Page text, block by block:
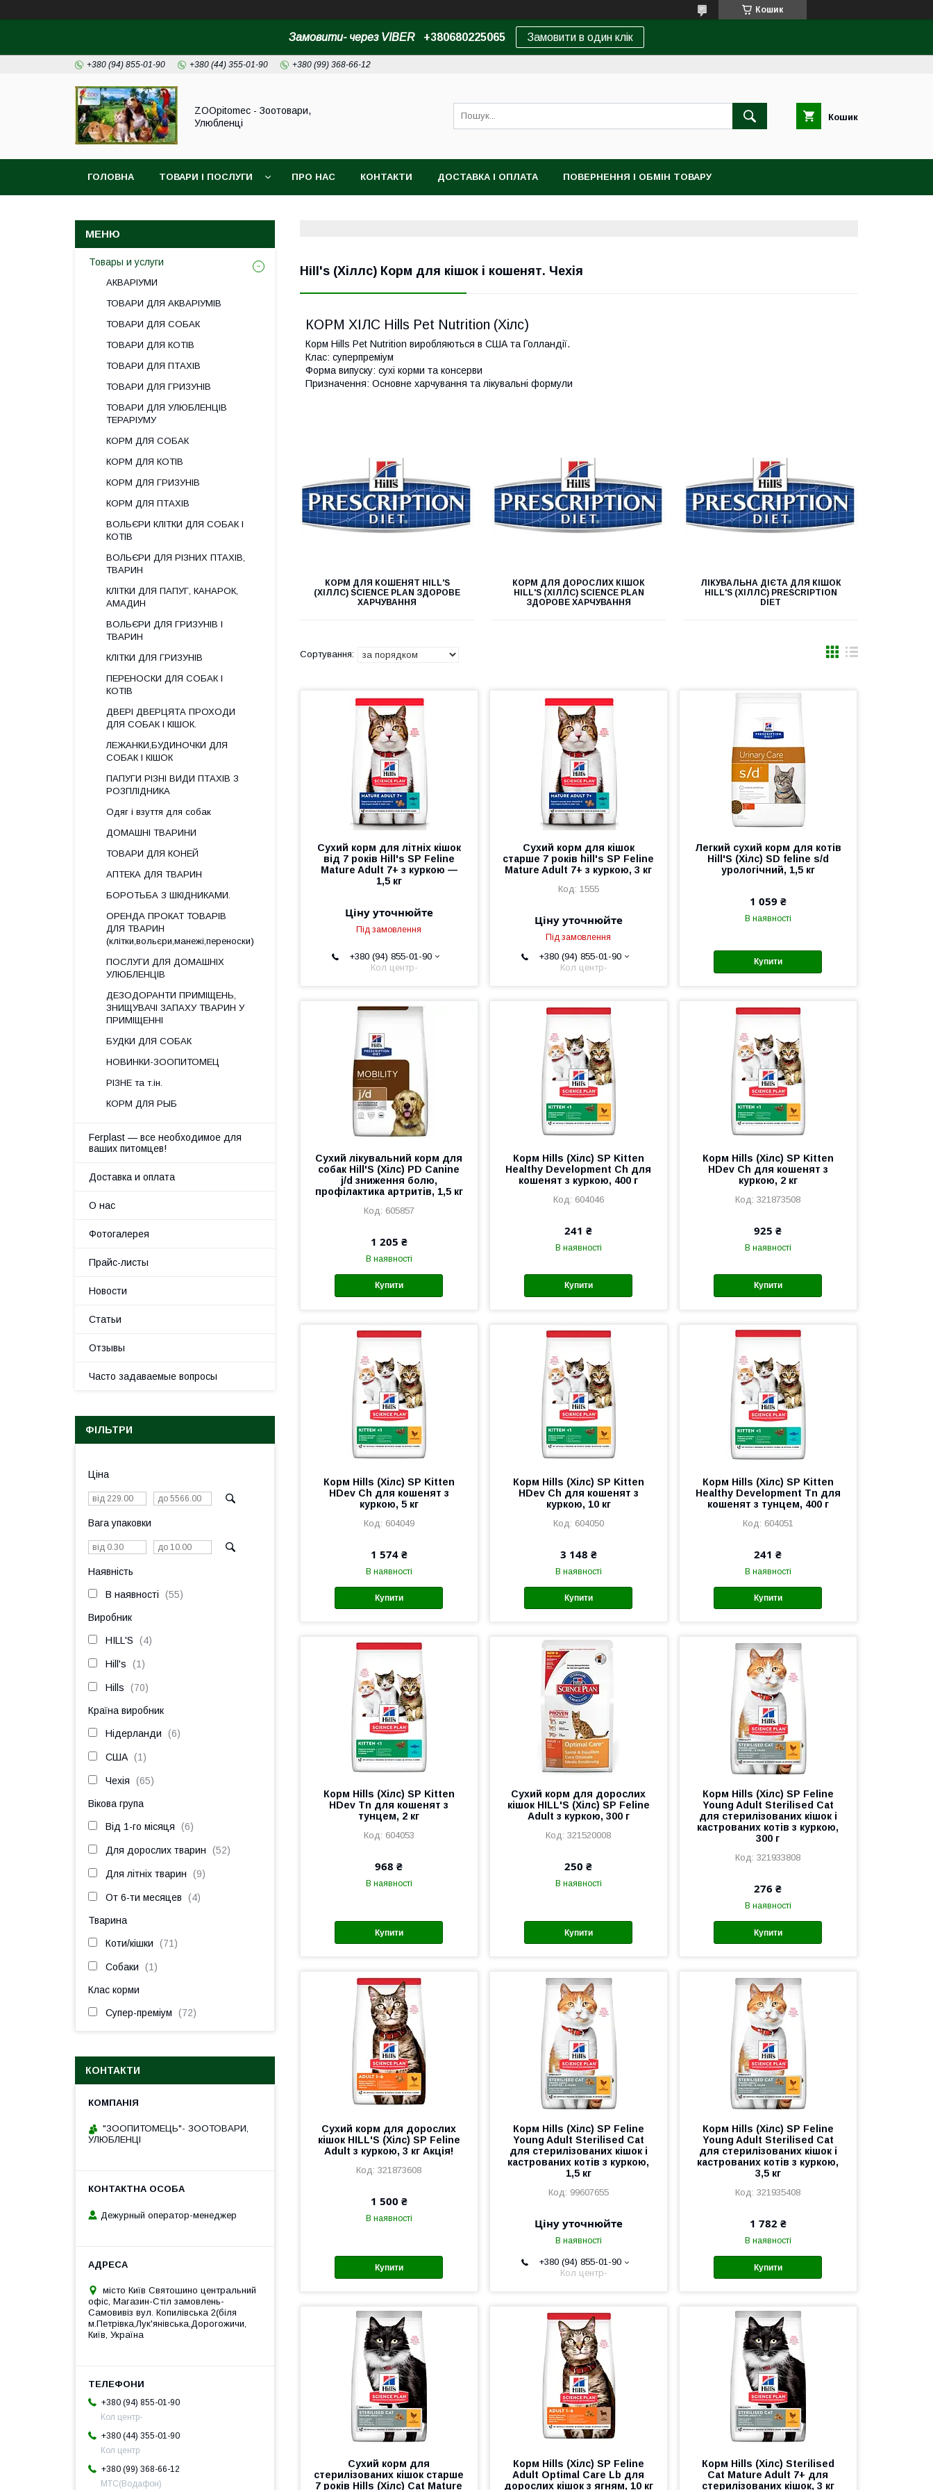
Кошик
Замовити- через VIBER +380680225065 Замовити в один клік
+380 (94) 855-01-90 +380 (44) 355-01-90 +380 (99) 368-66-12
ZOOpitomec - Зоотовари,
Улюбленці
Кошик
ГОЛОВНА ТОВАРИ І ПОСЛУГИ ПРО НАС КОНТАКТИ ДОСТАВКА І ОПЛАТА ПОВЕРНЕННЯ І ОБМІН ТОВАРУ
Hill's (Хіллс) Корм для кішок і кошенят. Чехія
КОРМ ХІЛС Hills Pet Nutrition (Хілс)
Корм Hills Pet Nutrition виробляються в США та Голландії.
Клас: суперпреміум
Форма випуску: сухі корми та консерви
Призначення: Основне харчування та лікувальні формули
КОРМ ДЛЯ КОШЕНЯТ HILL'S
(ХІЛЛС) SCIENCE PLAN ЗДОРОВЕ
ХАРЧУВАННЯ
КОРМ ДЛЯ ДОРОСЛИХ КІШОК
HILL'S (ХІЛЛС) SCIENCE PLAN
ЗДОРОВЕ ХАРЧУВАННЯ
ЛІКУВАЛЬНА ДІЄТА ДЛЯ КІШОК
HILL'S (ХІЛЛС) PRESCRIPTION
DIET
Сухий корм для літніх кішок
від 7 років Hill's SP Feline
Mature Adult 7+ з куркою —
1,5 кг
Ціну уточнюйте
Під замовлення
+380 (94) 855-01-90
Кол центр-
Сухий корм для кішок
старше 7 років hill's SP Feline
Mature Adult 7+ з куркою, 3 кг
1555
Ціну уточнюйте
Під замовлення
+380 (94) 855-01-90
Кол центр-
Легкий сухий корм для котів
Hill'S (Хілс) SD feline s/d
урологічний, 1,5 кг
1 059 ₴
В наявності
Купити
Сухий лікувальний корм для
собак Hill'S (Хілс) PD Canine
j/d зниження болю,
профілактика артритів, 1,5 кг
605857
1 205 ₴
В наявності
Купити
Корм Hills (Хілс) SP Kitten
Healthy Development Ch для
кошенят з куркою, 400 г
604046
241 ₴
В наявності
Купити
Корм Hills (Хілс) SP Kitten
HDev Ch для кошенят з
куркою, 2 кг
321873508
925 ₴
В наявності
Купити
Корм Hills (Хілс) SP Kitten
HDev Ch для кошенят з
куркою, 5 кг
604049
1 574 ₴
В наявності
Купити
Корм Hills (Хілс) SP Kitten
HDev Ch для кошенят з
куркою, 10 кг
604050
3 148 ₴
В наявності
Купити
Корм Hills (Хілс) SP Kitten
Healthy Development Tn для
кошенят з тунцем, 400 г
604051
241 ₴
В наявності
Купити
Корм Hills (Хілс) SP Kitten
HDev Tn для кошенят з
тунцем, 2 кг
604053
968 ₴
В наявності
Купити
Сухий корм для дорослих
кішок HILL'S (Хілс) SP Feline
Adult з куркою, 300 г
321520008
250 ₴
В наявності
Купити
Корм Hills (Хілс) SP Feline
Young Adult Sterilised Cat
для стерилізованих кішок і
кастрованих котів з куркою,
300 г
321933808
276 ₴
В наявності
Купити
Сухий корм для дорослих
кішок HILL'S (Хілс) SP Feline
Adult з куркою, 3 кг Акція!
321873608
1 500 ₴
В наявності
Купити
Корм Hills (Хілс) SP Feline
Young Adult Sterilised Cat
для стерилізованих кішок і
кастрованих котів з куркою,
1,5 кг
99607655
Ціну уточнюйте
В наявності
+380 (94) 855-01-90
Кол центр-
Корм Hills (Хілс) SP Feline
Young Adult Sterilised Cat
для стерилізованих кішок і
кастрованих котів з куркою,
3,5 кг
321935408
1 782 ₴
В наявності
Купити
Сухий корм для
стерилізованих кішок старше
7 років Hills (Хілс) Cat Mature
Корм Hills (Хілс) SP Feline
Adult Optimal Care Lb для
дорослих кішок з ягням, 10 кг
Корм Hills (Хілс) Sterilised
Cat Mature Adult 7+ для
стерилізованих кішок, 3 кг
Товары и услуги
АКВАРІУМИ
ТОВАРИ ДЛЯ АКВАРІУМІВ
ТОВАРИ ДЛЯ СОБАК
ТОВАРИ ДЛЯ КОТІВ
ТОВАРИ ДЛЯ ПТАХІВ
ТОВАРИ ДЛЯ ГРИЗУНІВ
ТОВАРИ ДЛЯ УЛЮБЛЕНЦІВ
ТЕРАРІУМУ
КОРМ ДЛЯ СОБАК
КОРМ ДЛЯ КОТІВ
КОРМ ДЛЯ ГРИЗУНІВ
КОРМ ДЛЯ ПТАХІВ
ВОЛЬЄРИ КЛІТКИ ДЛЯ СОБАК І
КОТІВ
ВОЛЬЄРИ ДЛЯ РІЗНИХ ПТАХІВ,
ТВАРИН
КЛІТКИ ДЛЯ ПАПУГ, КАНАРОК,
АМАДИН
ВОЛЬЄРИ ДЛЯ ГРИЗУНІВ І
ТВАРИН
КЛІТКИ ДЛЯ ГРИЗУНІВ
ПЕРЕНОСКИ ДЛЯ СОБАК І
КОТІВ
ДВЕРІ ДВЕРЦЯТА ПРОХОДИ
ДЛЯ СОБАК І КІШОК.
ЛЕЖАНКИ,БУДИНОЧКИ ДЛЯ
СОБАК І КІШОК
ПАПУГИ РІЗНІ ВИДИ ПТАХІВ З
РОЗПЛІДНИКА
Одяг і взуття для собак
ДОМАШНІ ТВАРИНИ
ТОВАРИ ДЛЯ КОНЕЙ
АПТЕКА ДЛЯ ТВАРИН
БОРОТЬБА З ШКІДНИКАМИ.
ОРЕНДА ПРОКАТ ТОВАРІВ
ДЛЯ ТВАРИН
(клітки,вольєри,манежі,переноски)
ПОСЛУГИ ДЛЯ ДОМАШНІХ
УЛЮБЛЕНЦІВ
ДЕЗОДОРАНТИ ПРИМІЩЕНЬ,
ЗНИЩУВАЧІ ЗАПАХУ ТВАРИН У
ПРИМІЩЕННІ
БУДКИ ДЛЯ СОБАК
НОВИНКИ-ЗООПИТОМЕЦ
РІЗНЕ та т.ін.
КОРМ ДЛЯ РЫБ
Ferplast — все необходимое для
ваших питомцев!
Доставка и оплата
О нас
Фотогалерея
Прайс-листы
Новости
Статьи
Отзывы
Часто задаваемые вопросы
ФІЛЬТРИ
Ціна
Вага упаковки
Наявність
В наявності 55
Виробник
HILL'S 4
Hill's 1
Hills 70
Країна виробник
Нідерланди 6
США 1
Чехія 65
Вікова група
Від 1-го місяця 6
Для дорослих тварин 52
Для літніх тварин 9
От 6-ти месяцев 4
Тварина
Коти/кішки 71
Собаки 1
Клас корми
Супер-преміум 72
КОНТАКТИ
"ЗООПИТОМЕЦЬ"- ЗООТОВАРИ,
УЛЮБЛЕНЦІ
Дежурный оператор-менеджер
місто Київ Святошино центральний
офіс, Магазин-Стіл замовлень-
Самовивіз вул. Копилівська 2(біля
м.Петрівка,Лук'янівська,Дорогожичи,
Київ, Україна
+380 (94) 855-01-90
Кол центр-
+380 (44) 355-01-90
Кол центр
+380 (99) 368-66-12
МТС(Водафон)